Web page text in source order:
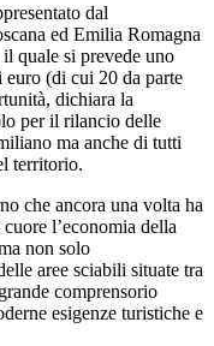
dal
ed Emilia Romagna
quale si prevede uno
(di cui 20 da parte
dichiara la
per il rilancio delle
ma anche di tutti
territorio.
che ancora una volta ha
l’economia della
non solo
aree sciabili situate tra
comprensorio
esigenze turistiche e